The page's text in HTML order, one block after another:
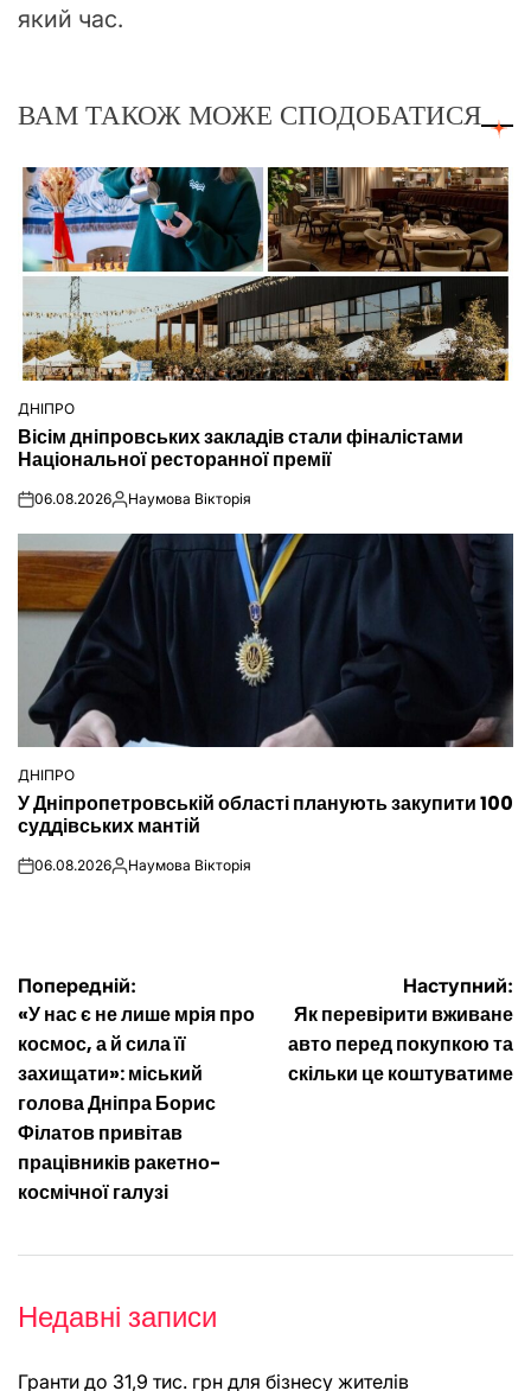
який час.
ВАМ ТАКОЖ МОЖЕ СПОДОБАТИСЯ
ОПУБЛІКУВАТИ
У
ДНІПРО
Вісім дніпровських закладів стали фіналістами
Національної ресторанної премії
on06.08.2026Опубліковано
Наумова Вікторія
ОПУБЛІКУВАТИ
У
ДНІПРО
У Дніпропетровській області планують закупити 100
суддівських мантій
on06.08.2026Опубліковано
Наумова Вікторія
Навігація
записів
Попередній:
«У нас є не лише мрія про
космос, а й сила її
захищати»: міський
голова Дніпра Борис
Філатов привітав
працівників ракетно-
космічної галузі
Наступний:
Як перевірити вживане
авто перед покупкою та
скільки це коштуватиме
Недавні записи
Гранти до 31,9 тис. грн для бізнесу жителів